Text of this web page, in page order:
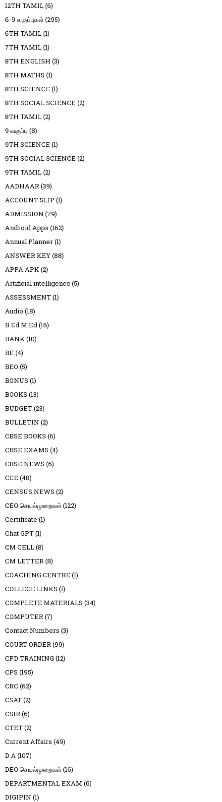
12TH TAMIL(6)
6-9 வகுப்புகள்(295)
6TH TAMIL(1)
7TH TAMIL(1)
8TH ENGLISH (3)
8TH MATHS (1)
8TH SCIENCE (1)
8TH SOCIAL SCIENCE (2)
8TH TAMIL(2)
9 வகுப்பு (8)
9TH SCIENCE (1)
9TH SOCIAL SCIENCE (2)
9TH TAMIL(2)
AADHAAR(39)
ACCOUNT SLIP (1)
ADMISSION (79)
Android Apps (162)
Annual Planner(1)
ANSWER KEY(88)
APPA APK(2)
Artificial intelligence (5)
ASSESSMENT(1)
Audio (18)
B.Ed M.Ed(16)
BANK(10)
BE (4)
BEO (5)
BONUS (1)
BOOKS (13)
BUDGET(23)
BULLETIN (2)
CBSE BOOKS (6)
CBSE EXAMS (4)
CBSE NEWS (6)
CCE (48)
CENSUS NEWS (2)
CEO செயல்முறைகள்(122)
Certificate (1)
Chat GPT(1)
CM CELL(8)
CM LETTER(8)
COACHING CENTRE (1)
COLLEGE LINKS (1)
COMPLETE MATERIALS (34)
COMPUTER(7)
Contact Numbers (3)
COURT ORDER(99)
CPD TRAINING (12)
CPS (195)
CRC (62)
CSAT(2)
CSIR(6)
CTET(2)
Current Affairs (49)
D A(107)
DEO செயல்முறைகள்(16)
DEPARTMENTAL EXAM (6)
DIGIPIN (1)